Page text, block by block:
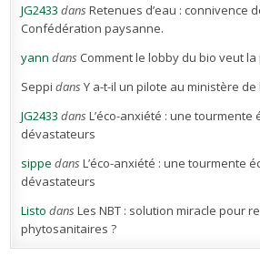
JG2433 dansRetenues d’eau : connivence
Confédération paysanne.
yann dans Comment le lobby du bio veut la
Seppi dansY a-t-il un pilote au ministère de
JG2433 dansL’éco-anxiété : une
dévastateurs
sippe dansL’éco-anxiété : une tourmente
dévastateurs
Listo dansLes NBT : solution miracle pour
phytosanitaires ?